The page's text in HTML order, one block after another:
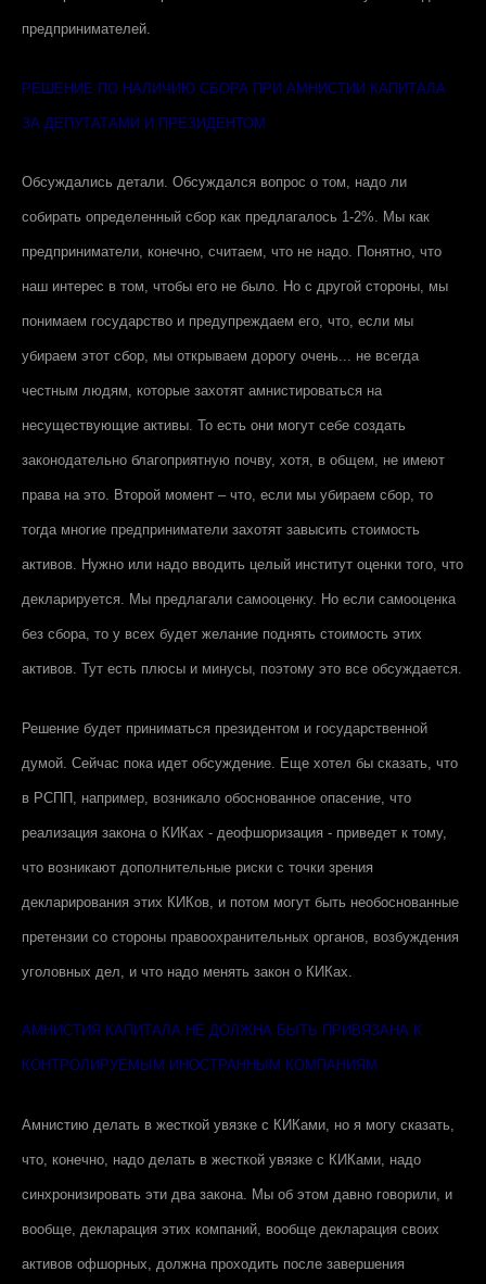
предпринимателей.
РЕШЕНИЕ ПО НАЛИЧИЮ СБОРА ПРИ АМНИСТИИ КАПИТАЛА
ЗА ДЕПУТАТАМИ И ПРЕЗИДЕНТОМ
Обсуждались детали. Обсуждался вопрос о том, надо ли
собирать определенный сбор как предлагалось 1-2%. Мы как
предприниматели, конечно, считаем, что не надо. Понятно, что
наш интерес в том, чтобы его не было. Но с другой стороны, мы
понимаем государство и предупреждаем его, что, если мы
убираем этот сбор, мы открываем дорогу очень... не всегда
честным людям, которые захотят амнистироваться на
несуществующие активы. То есть они могут себе создать
законодательно благоприятную почву, хотя, в общем, не имеют
права на это. Второй момент – что, если мы убираем сбор, то
тогда многие предприниматели захотят завысить стоимость
активов. Нужно или надо вводить целый институт оценки того, что
декларируется. Мы предлагали самооценку. Но если самооценка
без сбора, то у всех будет желание поднять стоимость этих
активов. Тут есть плюсы и минусы, поэтому это все обсуждается.
Решение будет приниматься президентом и государственной
думой. Сейчас пока идет обсуждение. Еще хотел бы сказать, что
в РСПП, например, возникало обоснованное опасение, что
реализация закона о КИКах - деофшоризация - приведет к тому,
что возникают дополнительные риски с точки зрения
декларирования этих КИКов, и потом могут быть необоснованные
претензии со стороны правоохранительных органов, возбуждения
уголовных дел, и что надо менять закон о КИКах.
АМНИСТИЯ КАПИТАЛА НЕ ДОЛЖНА БЫТЬ ПРИВЯЗАНА К
КОНТРОЛИРУЕМЫМ ИНОСТРАННЫМ КОМПАНИЯМ
Амнистию делать в жесткой увязке с КИКами, но я могу сказать,
что, конечно, надо делать в жесткой увязке с КИКами, надо
синхронизировать эти два закона. Мы об этом давно говорили, и
вообще, декларация этих компаний, вообще декларация своих
активов офшорных, должна проходить после завершения